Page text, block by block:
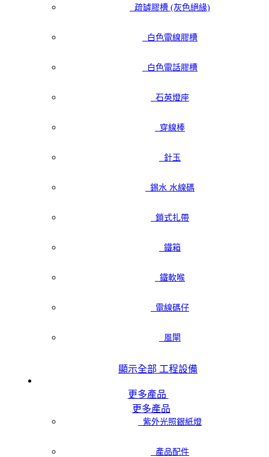
疏罅膠槽 (灰色絕緣)
白色電線膠槽
白色電話膠槽
石英燈座
穿線棒
針玉
錫水 水線碼
鎖式扎帶
鐵箱
鐵軟喉
電線碼仔
風閘
顯示全部 工程設備
更多產品
更多產品
紫外光照銀紙燈
產品配件